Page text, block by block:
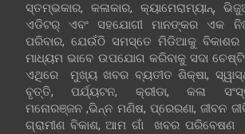
ସ୍ତମ୍ଭକାର, କଳାକାର, କ୍ୟାମେରାମ୍ୟାନ୍,
ଏଡିଟର୍ ଏବଂ ସହଯୋଗୀ ମାନଙ୍କର ଏକ
ପରିବାର, ଯେଉଁଠି ସମସ୍ତେ ମିଡିଆକୁ ବିକାଶର
ମାଧ୍ୟମ ଭାବେ ଉପଯୋଗ କରିବାକୁ ସଦା
ଏଥିରେ ମୁଖ୍ୟ ଖବର ବ୍ୟତୀତ ଶିକ୍ଷା,
ବୃତ୍ତି, ପର୍ଯ୍ୟଟନ, କ୍ରୀଡା, କଳା
ମନୋରଞ୍ଜନ ,ଭିନ୍ନ ମଣିଷ, ପ୍ରେରଣା, ଜୀବନ
ଗ୍ରାମୀଣ ବିକାଶ, ଆମ ଗାଁ ଖବର ପରିବେଷଣ